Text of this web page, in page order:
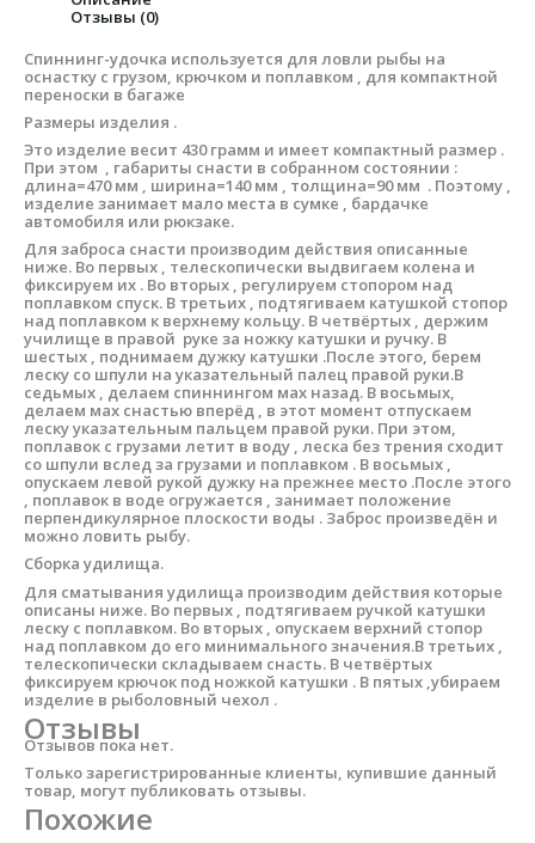
Отзывы (0)
Спиннинг-удочка используется для ловли рыбы на
оснастку с грузом, крючком и поплавком , для компактной
переноски в багаже
Размеры изделия .
Это изделие весит 430 грамм и имеет компактный размер .
При этом , габариты снасти в собранном состоянии :
длина=470 мм , ширина=140 мм , толщина=90 мм . Поэтому ,
изделие занимает мало места в сумке , бардачке
автомобиля или рюкзаке.
Для заброса снасти производим действия описанные
ниже. Во первых , телескопически выдвигаем колена и
фиксируем их . Во вторых , регулируем стопором над
поплавком спуск. В третьих , подтягиваем катушкой стопор
над поплавком к верхнему кольцу. В четвёртых , держим
училище в правой руке за ножку катушки и ручку. В
шестых , поднимаем дужку катушки .После этого, берем
леску со шпули на указательный палец правой руки.В
седьмых , делаем спиннингом мах назад. В восьмых,
делаем мах снастью вперёд , в этот момент отпускаем
леску указательным пальцем правой руки. При этом,
поплавок с грузами летит в воду , леска без трения сходит
со шпули вслед за грузами и поплавком . В восьмых ,
опускаем левой рукой дужку на прежнее место .После этого
, поплавок в воде огружается , занимает положение
перпендикулярное плоскости воды . Заброс произведён и
можно ловить рыбу.
Сборка удилища.
Для сматывания удилища производим действия которые
описаны ниже. Во первых , подтягиваем ручкой катушки
леску с поплавком. Во вторых , опускаем верхний стопор
над поплавком до его минимального значения.В третьих ,
телескопически складываем снасть. В четвёртых
фиксируем крючок под ножкой катушки . В пятых ,убираем
изделие в рыболовный чехол .
Отзывы
Отзывов пока нет.
Только зарегистрированные клиенты, купившие данный
товар, могут публиковать отзывы.
Похожие